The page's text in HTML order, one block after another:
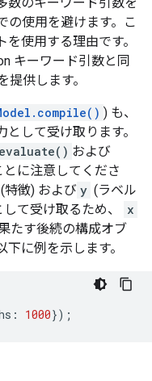
の使用を避けます。こ
使用する理由です。
キーワード引数と同
供します。
) も、
して受け取ります。
および
に注意してくださ
(特徴) および y (ラベル
て受け取るため、
x
たす後続の構成オブ
に例を示します。
: 1000});